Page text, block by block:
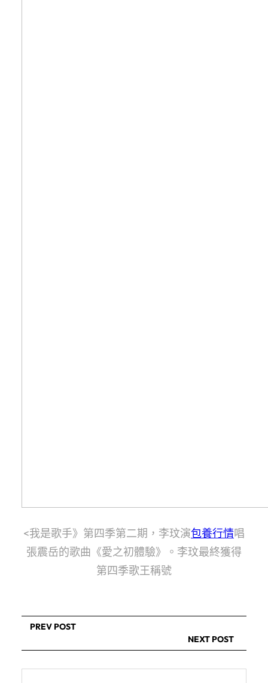
<我是歌手》第四季第二期，李玟演包養行情唱
張震岳的歌曲《愛之初體驗》。李玟最終獲得
第四季歌王稱號
PREV POST
NEXT POST